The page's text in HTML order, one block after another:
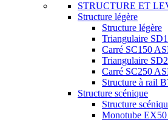
STRUCTURE ET
Structure légère
Structure légère
Triangulaire
Carré SC150
Triangulaire
Carré SC250
Structure à rail
Structure scénique
Structure
Monotube